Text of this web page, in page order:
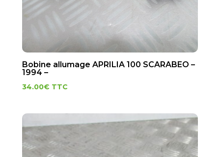
Bobine allumage APRILIA 100 SCARABEO –
1994 –
34.00€ TTC